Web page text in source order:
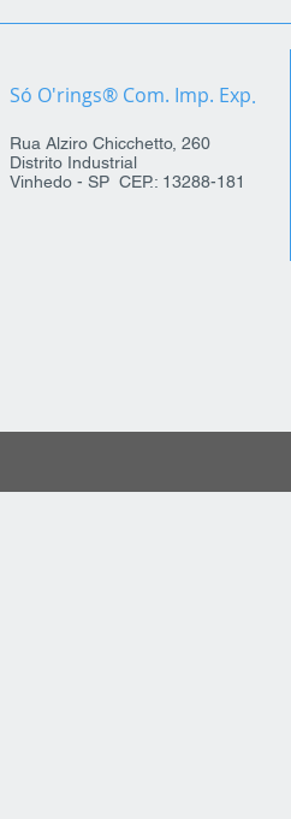
Só O'rings® Com. Imp. Exp.
Rua Alziro Chicchetto, 260
Distrito Industrial
Vinhedo - SP CEP.: 13288-181